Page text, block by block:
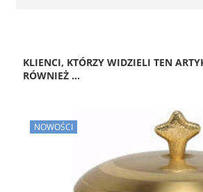
KLIENCI, KTÓRZY WIDZIELI TEN
RÓWNIEŻ ...
NOWOŚCI